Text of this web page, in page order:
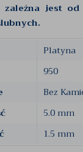
jest
Platyna
950
Bez
5.0 mm
1.5 mm